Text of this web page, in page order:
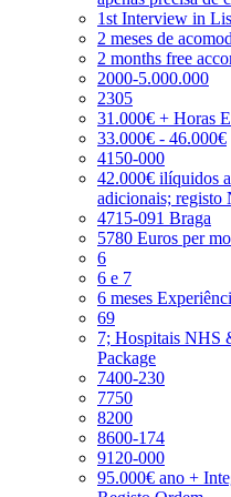
1st Interview in
2 meses de
2 months free
2000-5.000.000
2305
31.000€ + Horas
33.000€ - 46.000€
4150-000
42.000€ ilíquidos
adicionais; registo
4715-091 Braga
5780 Euros per
6
6 e 7
6 meses
69
7; Hospitais NHS
Package
7400-230
7750
8200
8600-174
9120-000
95.000€ ano +